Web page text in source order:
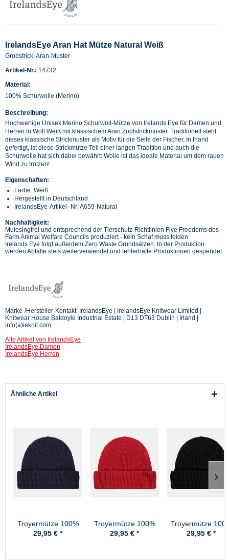
IrelandsEye Aran Hat Mütze Natural Weiß
Grobstrick, Aran-Muster
Artikel-Nr.: 14732
Material:
100% Schurwolle (Merino)
Beschreibung:
Hochwertige Unisex Merino Schurwoll-Mütze von Irelands Eye für Damen und
Herren in Woll Weiß mit klassischem Aran Zopfstrickmuster. Traditionell steht
dieses klassische Strickmuster als Motiv für die Seile der Fischer. In Irland
gefertigt, ist diese Strickmütze Teil einer langen Tradition und auch die
Schurwolle hat sich dabei bewährt: Wolle ist das ideale Material um dem rauen
Wind zu trotzen!
Eigenschaften:
Farbe: Weiß
Hergestellt in Deutschland
IrelandsEye-Artikel- Nr: A659-Natural
Nachhaltigkeit:
Mulesingfrei und entsprechend der Tierschutz-Richtlinien Five Freedoms des
Farm Animal Welfare Councils produziert - kein Schaf muss leiden
Irelands Eye folgt außerdem Zero Waste Grundsätzen. In der Produktion
werden Abfälle stets weiterverwendet und fehlerhafte Produktionen gespendet.
Marke-/Hersteller-Kontakt: IrelandsEye | IrelandsEye Knitwear Limited |
Knitwear House Baldoyle Industrial Estate | D13 DT63 Dublin | Irland |
info(a)ieknit.com
Alle Artikel von IrelandsEye
IrelandsEye Damen
IrelandsEye Herren
Ähnliche Artikel
Troyermütze 100%
Schurwolle
29,95 € *
Troyermütze 100%
Schurwolle
29,95 € *
Troyermütze
Schurwolle
29,95 € *